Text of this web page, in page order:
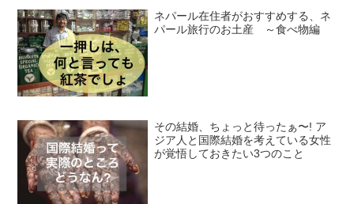
ネパール在住者がおすすめする、ネ
パール旅行のお土産 ～食べ物編
その結婚、ちょっと待ったぁ〜! ア
ジア人と国際結婚を考えている女性
が覚悟しておきたい3つのこと